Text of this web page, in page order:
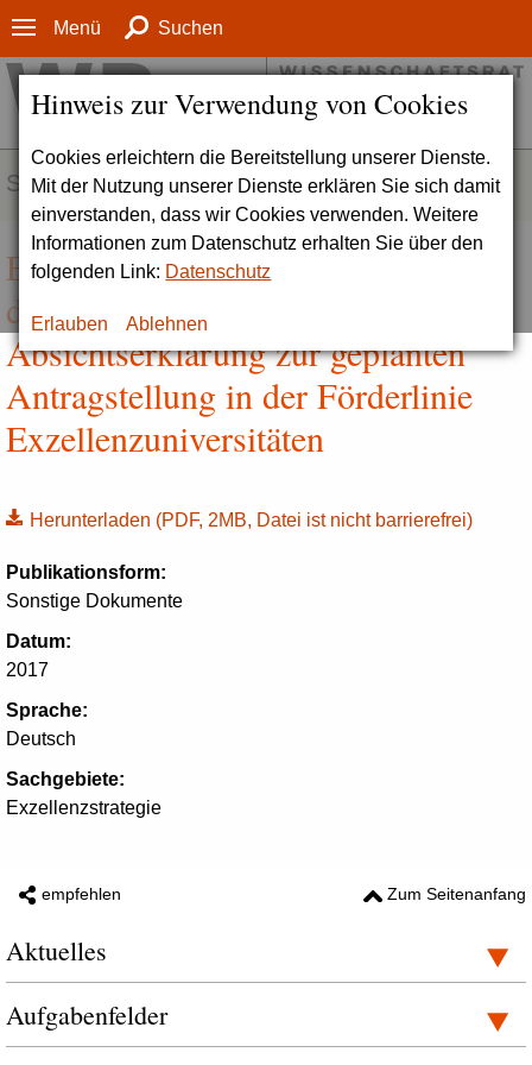
Hinweis zur Verwendung von Cookies
Cookies erleichtern die Bereitstellung unserer Dienste.
Mit der Nutzung unserer Dienste erklären Sie sich damit
einverstanden, dass wir Cookies verwenden. Weitere
Informationen zum Datenschutz erhalten Sie über den
folgenden Link: Datenschutz
Erlauben Ablehnen
Menü Suchen
SERVICE
Exzellenstrategie des Bundes und
der Länder | Mustervorlage für die
Absichtserklärung zur geplanten
Antragstellung in der Förderlinie
Exzellenzuniversitäten
Herunterladen (PDF, 2MB, Datei ist nicht barrierefrei)
Publikationsform:
Sonstige Dokumente
Datum:
2017
Sprache:
Deutsch
Sachgebiete:
Exzellenzstrategie
empfehlen Zum Seitenanfang
Aktuelles
Aufgabenfelder